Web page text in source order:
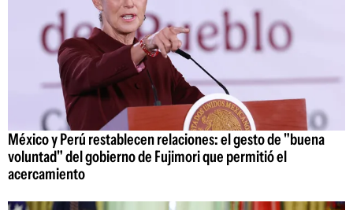
México y Perú restablecen relaciones: el gesto de "buena
voluntad" del gobierno de Fujimori que permitió el
acercamiento